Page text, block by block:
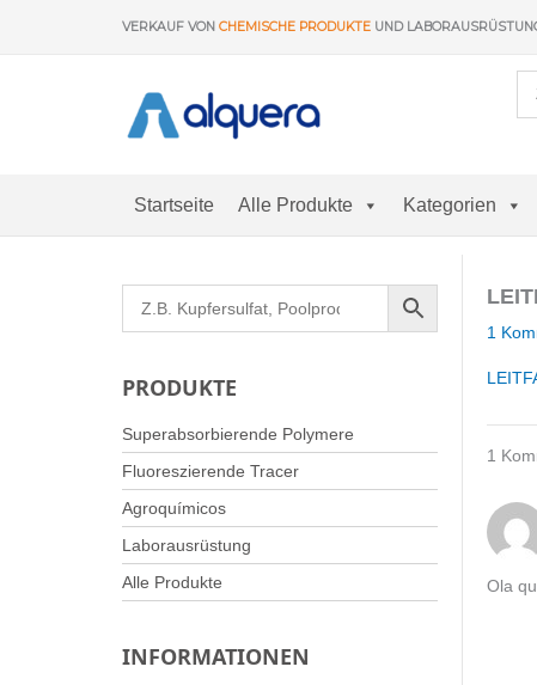
VERKAUF VON CHEMISCHE PRODUKTE UND
Startseite Alle Produkte Kategorien
PRODUKTE
Superabsorbierende Polymere
Fluoreszierende Tracer
Agroquímicos
Laborausrüstung
Alle Produkte
INFORMATIONEN
1
1
Ola